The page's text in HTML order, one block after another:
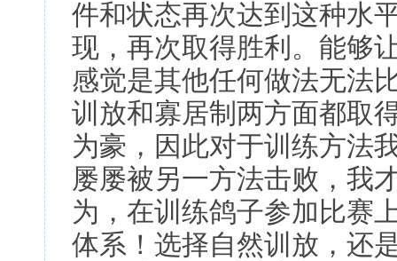
件和状态再次达到这种水
现，再次取得胜利。能够
感觉是其他任何做法无法
训放和寡居制两方面都取
为豪，因此对于训练方法
屡屡被另一方法击败，我
为，在训练鸽子参加比赛
体系！选择自然训放，还